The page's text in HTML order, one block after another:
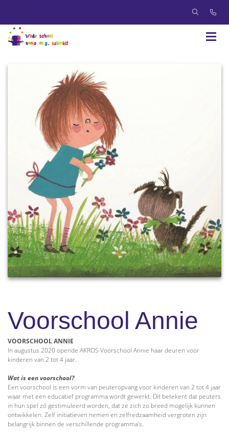
Voorschool Annie
VOORSCHOOL ANNIE
In augustus 2020 opende AKROS Voorschool Annie haar deuren voor
kinderen van 2 tot 4 jaar.
Wat is een voorschool?
Een voorschool is een vorm van peuteropvang voor kinderen van 2 tot 4 jaar
waar met een educatief programma wordt gewerkt. Dit betekent dat peuters
in hun spel zó gestimuleerd worden, dat ze zich zo breed mogelijk kunnen
ontwikkelen. Zelf initiatieven nemen en zelfredzaamheid vergroten zijn
belangrijk binnen de verschillende programma’s.